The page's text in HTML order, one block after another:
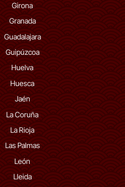
Girona
Granada
Guadalajara
Guipúzcoa
Huelva
Huesca
Jaén
La Coruña
La Rioja
Las Palmas
León
Lleida